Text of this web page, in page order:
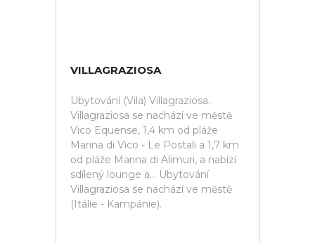
VILLAGRAZIOSA
Ubytování (Vila) Villagraziosa.
Villagraziosa se nachází ve městě
Vico Equense, 1,4 km od pláže
Marina di Vico - Le Postali a 1,7 km
od pláže Marina di Alimuri, a nabízí
sdílený lounge a... Ubytování
Villagraziosa se nachází ve městě
(Itálie - Kampánie).